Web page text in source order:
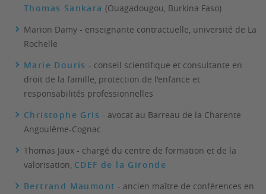
Thomas Sankara (Ouagadougou, Burkina Faso)
Marion Damy - enseignante contractuelle, université de La
Rochelle
Marie Douris - conseil scientifique et consultante en
droit de la famille, protection de l'enfance et
responsabilités professionnelles
Christophe Gris - avocat au Barreau de la Charente
Angoulême-Cognac
Thomas Jaux - chargé du centre de formation et de la
valorisation, CDEF de la Gironde
Bertrand Maumont - ancien maître de conférences en